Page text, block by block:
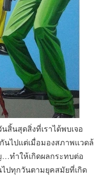
สิ้นสุดสิ่งที่เราได้พบเจอ
ไปแต่เมื่อมองสภาพเเวดล้
ทำให้เกิดผลกระทบต่อ
ปทุกวันตามยุคสมัยที่เกิด